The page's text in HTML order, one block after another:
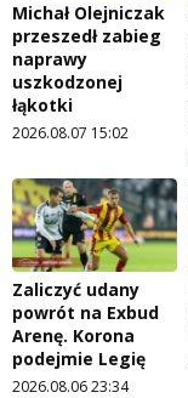
Michał Olejniczak
przeszedł zabieg
naprawy
uszkodzonej
łąkotki
2026.08.07 15:02
Zaliczyć udany
powrót na Exbud
Arenę. Korona
podejmie Legię
2026.08.06 23:34